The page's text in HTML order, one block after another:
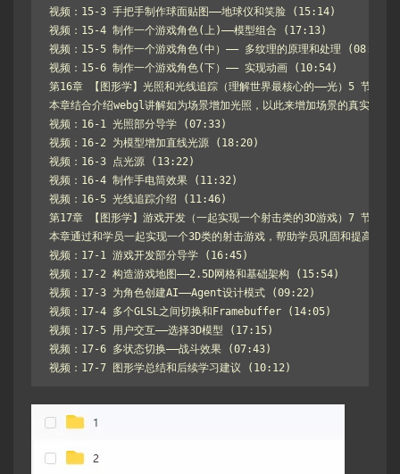
视频：15-3 手把手制作球面贴图——地球仪和笑脸 (15:14)
视频：15-4 制作一个游戏角色(上)——模型组合 (17:13)
视频：15-5 制作一个游戏角色(中）—— 多纹理的原理和处理 (08:33)
视频：15-6 制作一个游戏角色(下）—— 实现动画 (10:54)
第16章 【图形学】光照和光线追踪（理解世界最核心的——光）5 节 |
本章结合介绍webgl讲解如为场景增加光照，以此来增加场景的真实感。
视频：16-1 光照部分导学 (07:33)
视频：16-2 为模型增加直线光源 (18:20)
视频：16-3 点光源 (13:22)
视频：16-4 制作手电筒效果 (11:32)
视频：16-5 光线追踪介绍 (11:46)
第17章 【图形学】游戏开发（一起实现一个射击类的3D游戏）7 节 |
本章通过和学员一起实现一个3D类的射击游戏，帮助学员巩固和提高对
视频：17-1 游戏开发部分导学 (16:45)
视频：17-2 构造游戏地图——2.5D网格和基础架构 (15:54)
视频：17-3 为角色创建AI——Agent设计模式 (09:22)
视频：17-4 多个GLSL之间切换和Framebuffer (14:05)
视频：17-5 用户交互——选择3D模型 (17:15)
视频：17-6 多状态切换——战斗效果 (07:43)
视频：17-7 图形学总结和后续学习建议 (10:12)